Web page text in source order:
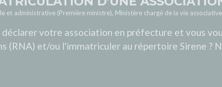
administrative (Première ministre), Ministère chargé de la vie associative
votre association en préfecture et vous
(RNA) et/ou l'immatriculer au répertoire Sirene ?